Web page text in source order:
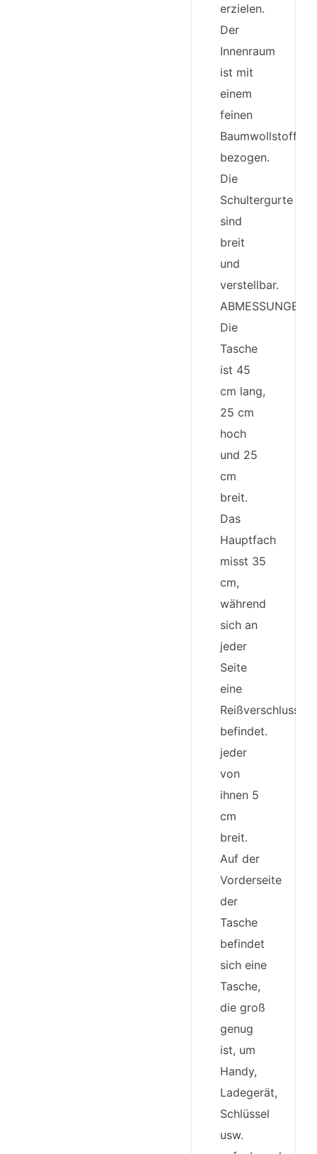
erzielen.
Der
Innenraum
ist mit
einem
feinen
Baumwollstoff
bezogen.
Die
Schultergurte
sind
breit
und
verstellbar.
ABMESSUNGEN:
Die
Tasche
ist 45
cm lang,
25 cm
hoch
und 25
cm
breit.
Das
Hauptfach
misst 35
cm,
während
sich an
jeder
Seite
eine
befindet.
jeder
von
ihnen 5
cm
breit.
Auf der
Vorderseite
der
Tasche
befindet
sich eine
Tasche,
die groß
genug
ist, um
Handy,
Ladegerät,
Schlüssel
usw.